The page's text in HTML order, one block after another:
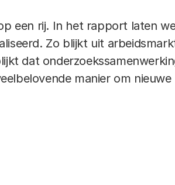
een rij. In het rapport laten
Zo blijkt uit
dat
manier om